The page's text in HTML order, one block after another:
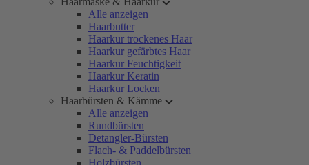
Alle anzeigen
Haarbutter
Haarkur trockenes Haar
Haarkur gefärbtes Haar
Haarkur Feuchtigkeit
Haarkur Keratin
Haarkur Locken
Haarbürsten & Kämme
Alle anzeigen
Rundbürsten
Detangler-Bürsten
Flach- & Paddelbürsten
Holzbürsten